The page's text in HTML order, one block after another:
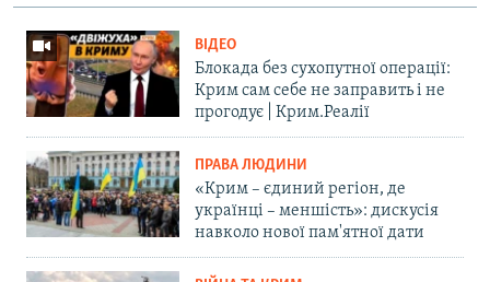
ВІДЕО
Блокада без сухопутної операції:
Крим сам себе не заправить і не
прогодує | Крим.Реалії
ПРАВА ЛЮДИНИ
«Крим – єдиний регіон, де
українці – меншість»: дискусія
навколо нової пам'ятної дати